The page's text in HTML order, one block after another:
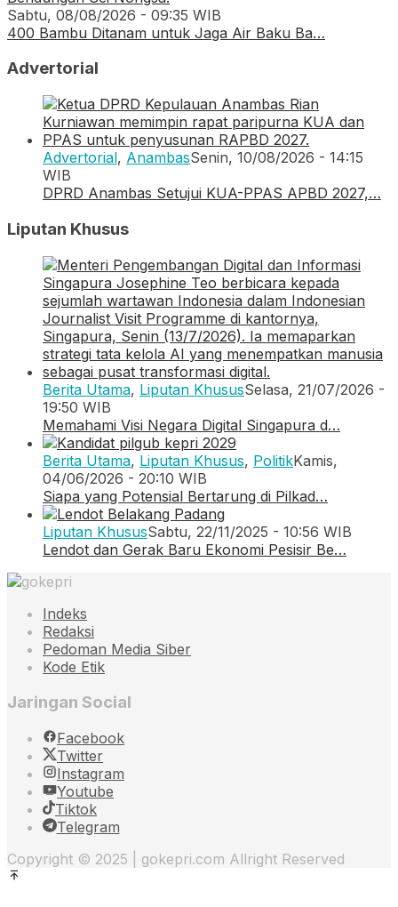
Sabtu, 08/08/2026 - 09:35 WIB
400 Bambu Ditanam untuk Jaga Air Baku Ba…
Advertorial
Advertorial, AnambasSenin, 10/08/2026 - 14:15
WIB
DPRD Anambas Setujui KUA-PPAS APBD 2027,…
Liputan Khusus
Berita Utama, Liputan KhususSelasa, 21/07/2026 -
19:50 WIB
Memahami Visi Negara Digital Singapura d…
Berita Utama, Liputan Khusus, PolitikKamis,
04/06/2026 - 20:10 WIB
Siapa yang Potensial Bertarung di Pilkad…
Liputan KhususSabtu, 22/11/2025 - 10:56 WIB
Lendot dan Gerak Baru Ekonomi Pesisir Be…
Indeks
Redaksi
Pedoman Media Siber
Kode Etik
Jaringan Social
Facebook
Twitter
Instagram
Youtube
Tiktok
Telegram
Copyright © 2025 | gokepri.com Allright Reserved